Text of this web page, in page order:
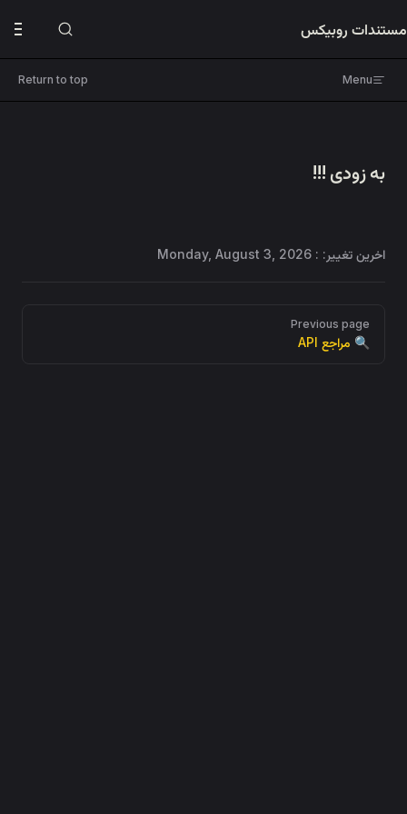
Skip to content
مستندات روبیکس
Menu
Return to top
دفترچه‌های راهنما
ربات پرنده روبیکس
🔌 بردهای توسعه
برنامه‌نویسی
آردوینو
به زودی !!!
اخرین تغییر: : Monday, August 3, 2026
Previous page
🔍 مراجع API